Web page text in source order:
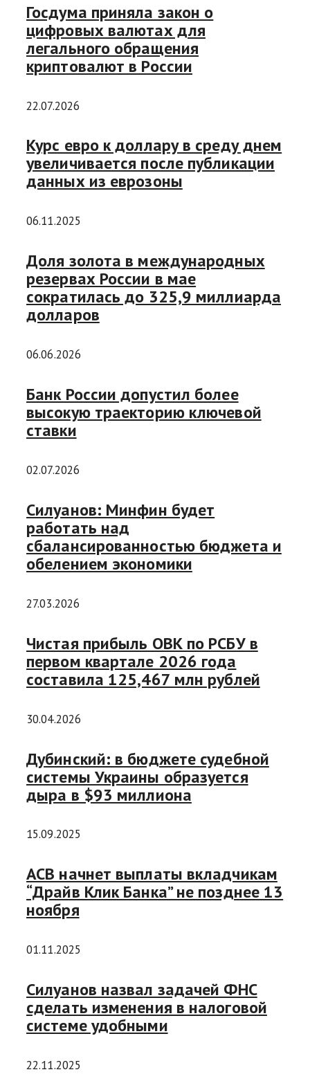
Госдума приняла закон о
цифровых валютах для
легального обращения
криптовалют в России
22.07.2026
Курс евро к доллару в среду днем
увеличивается после публикации
данных из еврозоны
06.11.2025
Доля золота в международных
резервах России в мае
сократилась до 325,9 миллиарда
долларов
06.06.2026
Банк России допустил более
высокую траекторию ключевой
ставки
02.07.2026
Силуанов: Минфин будет
работать над
сбалансированностью бюджета и
обелением экономики
27.03.2026
Чистая прибыль ОВК по РСБУ в
первом квартале 2026 года
составила 125,467 млн рублей
30.04.2026
Дубинский: в бюджете судебной
системы Украины образуется
дыра в $93 миллиона
15.09.2025
АСВ начнет выплаты вкладчикам
“Драйв Клик Банка” не позднее 13
ноября
01.11.2025
Силуанов назвал задачей ФНС
сделать изменения в налоговой
системе удобными
22.11.2025